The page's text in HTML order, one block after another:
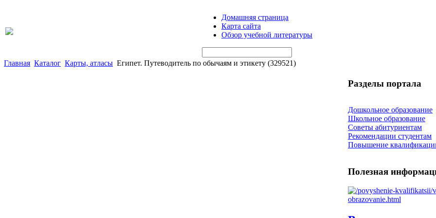
Домашняя страница
Карта сайта
Обзор учебной литературы
Главная Каталог Карты, атласы Египет. Путеводитель по обычаям и этикету (329521)
Разделы портала
Дошкольное образование
Школьное образование
Советы абитуриентам
Рекомендации студентам
Повышение
Полезная